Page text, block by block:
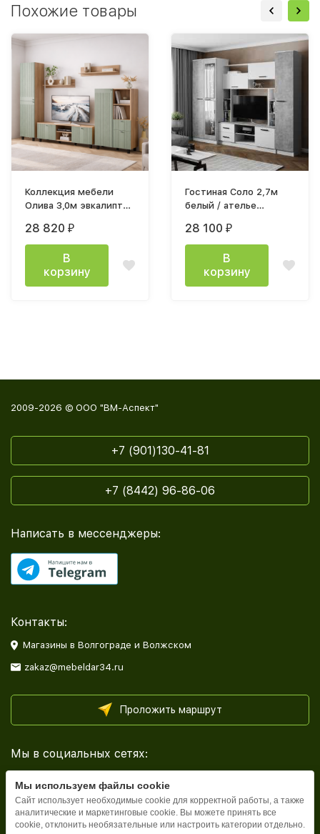
Похожие товары
Коллекция мебели
Олива 3,0м эвкалипт
28 820 ₽
В
корзину
Гостиная Соло 2,7м
белый / ателье
28 100 ₽
В
корзину
2009-2026 © ООО "ВМ-Аспект"
+7 (901)130-41-81
+7 (8442) 96-86-06
Написать в мессенджеры:
Контакты:
Магазины в Волгограде и Волжском
zakaz@mebeldar34.ru
Проложить маршрут
Мы в социальных сетях:
Каталог
Мы используем файлы cookie
Сайт использует необходимые cookie для корректной работы, а также
аналитические и маркетинговые cookie. Вы можете принять все
cookie, отклонить необязательные или настроить категории отдельно.